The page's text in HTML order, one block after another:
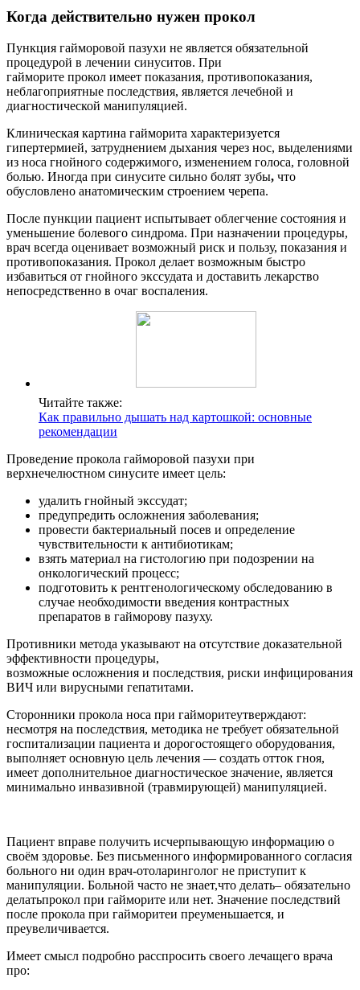
Когда действительно нужен прокол
Пункция гайморовой пазухи не является обязательной
процедурой в лечении синуситов. При
гайморите прокол имеет показания, противопоказания,
неблагоприятные последствия, является лечебной и
диагностической манипуляцией.
Клиническая картина гайморита характеризуется
гипертермией, затруднением дыхания через нос, выделениями
из носа гнойного содержимого, изменением голоса, головной
болью. Иногда при синусите сильно болят зубы, что
обусловлено анатомическим строением черепа.
После пункции пациент испытывает облегчение состояния и
уменьшение болевого синдрома. При назначении процедуры,
врач всегда оценивает возможный риск и пользу, показания и
противопоказания. Прокол делает возможным быстро
избавиться от гнойного экссудата и доставить лекарство
непосредственно в очаг воспаления.
Читайте также:
Как правильно дышать над картошкой: основные
рекомендации
Проведение прокола гайморовой пазухи при
верхнечелюстном синусите имеет цель:
удалить гнойный экссудат;
предупредить осложнения заболевания;
провести бактериальный посев и определение
чувствительности к антибиотикам;
взять материал на гистологию при подозрении на
онкологический процесс;
подготовить к рентгенологическому обследованию в
случае необходимости введения контрастных
препаратов в гайморову пазуху.
Противники метода указывают на отсутствие доказательной
эффективности процедуры,
возможные осложнения и последствия, риски инфицирования
ВИЧ или вирусными гепатитами.
Сторонники прокола носа при гайморитеутверждают:
несмотря на последствия, методика не требует обязательной
госпитализации пациента и дорогостоящего оборудования,
выполняет основную цель лечения — создать отток гноя,
имеет дополнительное диагностическое значение, является
минимально инвазивной (травмирующей) манипуляцией.
Пациент вправе получить исчерпывающую информацию о
своём здоровье. Без письменного информированного согласия
больного ни один врач-отоларинголог не приступит к
манипуляции. Больной часто не знает,что делать– обязательно
делатьпрокол при гайморите или нет. Значение последствий
после прокола при гайморитеи преуменьшается, и
преувеличивается.
Имеет смысл подробно расспросить своего лечащего врача
про: